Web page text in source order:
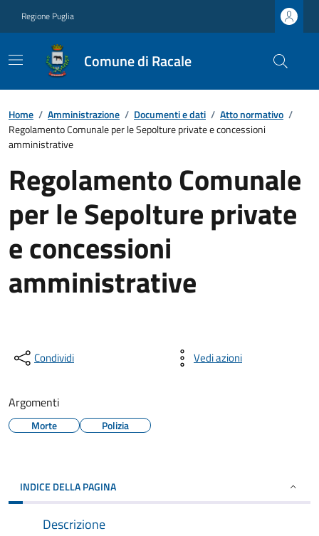
Regione Puglia
Comune di Racale
Home / Amministrazione / Documenti e dati / Atto normativo /
Regolamento Comunale per le Sepolture private e concessioni
amministrative
Regolamento Comunale
per le Sepolture private
e concessioni
amministrative
Condividi Vedi azioni
Argomenti
Morte Polizia
INDICE DELLA PAGINA
Descrizione